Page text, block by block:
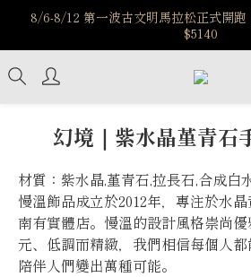
️8/6-8/12 第一波古文明馬拉松正式開跑
$5140
️8/6-8/12 第一波古文明馬拉松正式開跑
$5140
7/15-8/25 神秘星象學系列｜獅子座時區
利
新註冊會員享$100購物金，立即註冊
$5140
幻境｜紫水晶堇青石
材質：紫水晶,堇青石,拉長石,合成白
慢溫飾品成立於2012年，專注於水
南有實體店。慢溫的設計風格崇尚
元、低調而精緻，我們相信每個人
陪伴人們變出萬種可能。